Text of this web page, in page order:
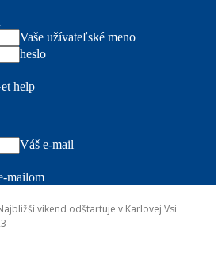
Vaše užívateľské meno
heslo
help
Váš e-mail
mailom
víkend odštartuje v Karlovej Vsi